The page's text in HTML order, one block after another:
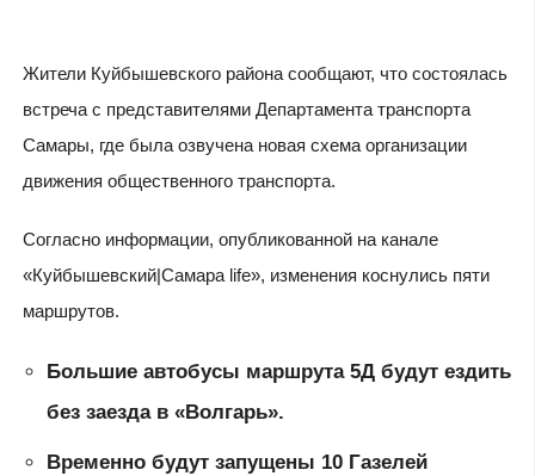
Жители Куйбышевского района сообщают, что состоялась
встреча с представителями Департамента транспорта
Самары, где была озвучена новая схема организации
движения общественного транспорта.
Согласно информации, опубликованной на канале
«Куйбышевский|Самара life», изменения коснулись пяти
маршрутов.
Большие автобусы маршрута 5Д будут ездить
без заезда в «Волгарь».
Временно будут запущены 10 Газелей